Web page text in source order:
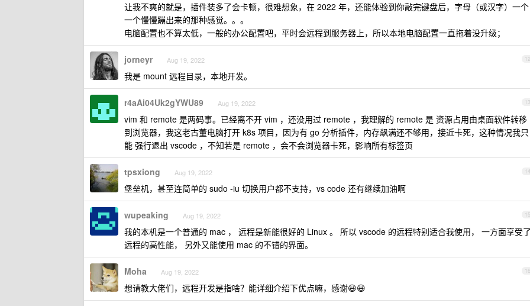
让我不爽的就是，插件装多了会卡顿，很难想象，在 2022 年，还能体验到你敲完键盘后，字母（或汉字）一个
一个慢慢蹦出来的那种感觉。。。
电脑配置也不算太低，一般的办公配置吧，平时会远程到服务器上，所以本地电脑配置一直拖着没升级；
12
jorneyr Aug 19, 2022
我是 mount 远程目录，本地开发。
13
r4aAi04Uk2gYWU89 Aug 19, 2022
vim 和 remote 是两码事。已经离不开 vim ，还没用过 remote ，我理解的 remote 是 资源占用由桌面软件转移
到浏览器，我这老古董电脑打开 k8s 项目，因为有 go 分析插件，内存飙满还不够用，接近卡死，这种情况我只
能 强行退出 vscode ，不知若是 remote ，会不会浏览器卡死，影响所有标签页
14
tpsxiong Aug 19, 2022
堡垒机，甚至连简单的 sudo -iu 切换用户都不支持，vs code 还有继续加油啊
15
wupeaking Aug 19, 2022
我的本机是一个普通的 mac ， 远程是新能很好的 Linux 。 所以 vscode 的远程特别适合我使用， 一方面享受了
远程的高性能， 另外又能使用 mac 的不错的界面。
16
Moha Aug 19, 2022
想请教大佬们，远程开发是指啥？能详细介绍下优点嘛，感谢😃😃